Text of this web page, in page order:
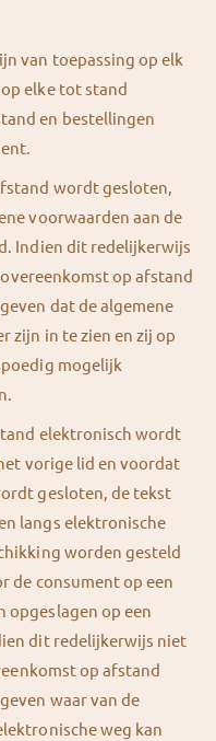
van toepassing op elk
elke tot stand
en bestellingen
wordt gesloten,
voorwaarden aan de
Indien dit redelijkerwijs
op afstand
dat de algemene
zijn in te zien en zij op
mogelijk
elektronisch wordt
vorige lid en voordat
gesloten, de tekst
langs elektronische
worden gesteld
de consument op een
opgeslagen op een
dit redelijkerwijs niet
op afstand
waar van de
weg kan